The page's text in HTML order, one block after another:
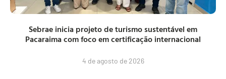
Sebrae inicia projeto de turismo sustentável em
Pacaraima com foco em certificação internacional
4 de agosto de 2026